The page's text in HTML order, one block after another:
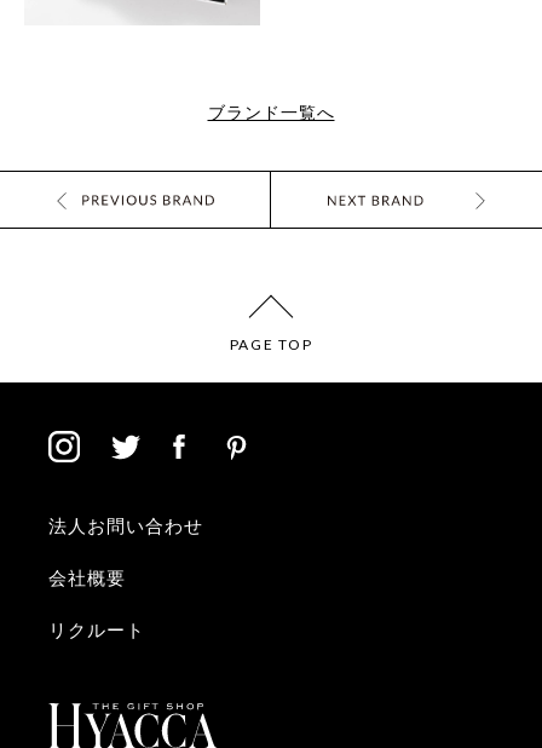
ブランド一覧へ
PAGE TOP
法人お問い合わせ
会社概要
リクルート